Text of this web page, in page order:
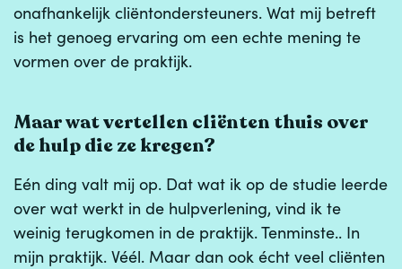
onafhankelijk cliëntondersteuners. Wat mij betreft
is het genoeg ervaring om een echte mening te
vormen over de praktijk.
Maar wat vertellen cliënten thuis over
de hulp die ze kregen?
Eén ding valt mij op. Dat wat ik op de studie leerde
over wat werkt in de hulpverlening, vind ik te
weinig terugkomen in de praktijk. Tenminste.. In
mijn praktijk. Véél. Maar dan ook écht veel cliënten